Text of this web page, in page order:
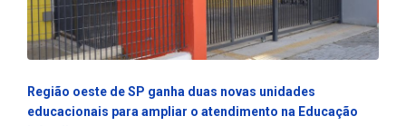
Região oeste de SP ganha duas novas unidades
educacionais para ampliar o atendimento na Educação